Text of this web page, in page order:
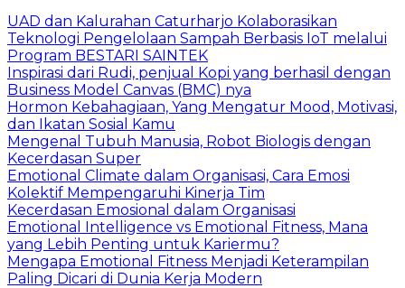
UAD dan Kalurahan Caturharjo Kolaborasikan
Teknologi Pengelolaan Sampah Berbasis IoT melalui
Program BESTARI SAINTEK
Inspirasi dari Rudi, penjual Kopi yang berhasil dengan
Business Model Canvas (BMC) nya
Hormon Kebahagiaan, Yang Mengatur Mood, Motivasi,
dan Ikatan Sosial Kamu
Mengenal Tubuh Manusia, Robot Biologis dengan
Kecerdasan Super
Emotional Climate dalam Organisasi, Cara Emosi
Kolektif Mempengaruhi Kinerja Tim
Kecerdasan Emosional dalam Organisasi
Emotional Intelligence vs Emotional Fitness, Mana
yang Lebih Penting untuk Kariermu?
Mengapa Emotional Fitness Menjadi Keterampilan
Paling Dicari di Dunia Kerja Modern